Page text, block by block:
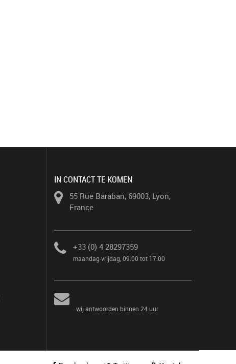
IN CONTACT TE KOMEN
55 Rue Baraban, 69003, Lyon,
France
+33 (0) 4 28297359
maandag-vrijdag, 09:00 tot 17:00
wij antwoorden binnen 24 uur